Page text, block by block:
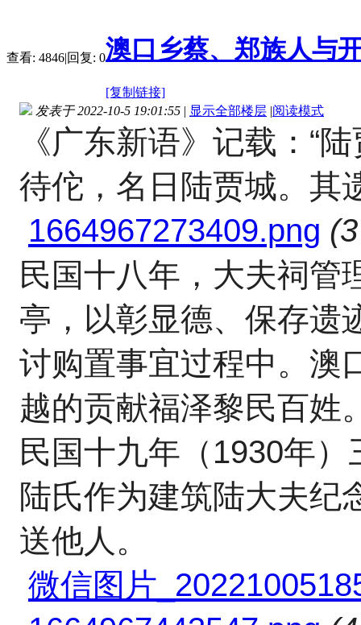
查看: 4846|回复: 0澳口乡蔡、郑族人与
[复制链接]
发表于 2022-10-5 19:01:55 | 显示全部楼层 |阅读模式
《广东新语》记载： “
待佗，名日陆贾城。其
1664967273409.png
民国十八年，大夫祠管
亭，以彰显德、保存遗
讨购置事宜过程中。澳
越的贡献福泽黎民百姓
民国十九年（1930年
陆氏作为建筑陆大夫纪
送他人。
微信图片